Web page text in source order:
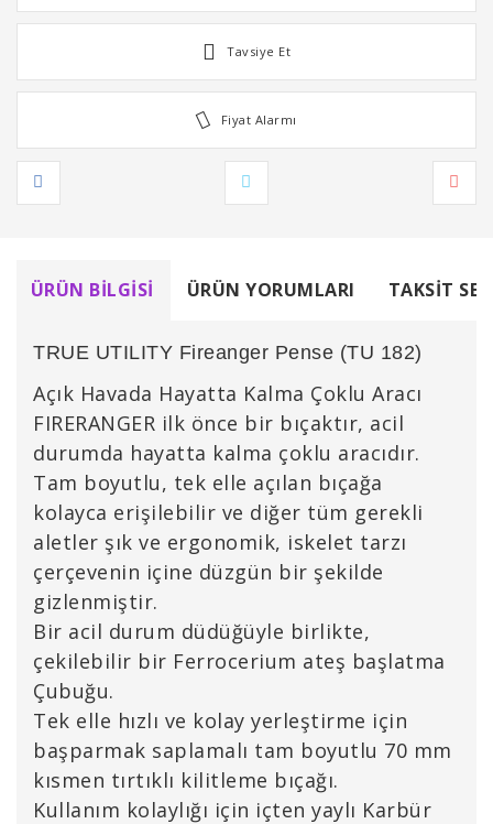
Tavsiye Et
Fiyat Alarmı
ÜRÜN BILGISI ÜRÜN YORUMLARI TAKSIT
TRUE UTILITY Fireanger Pense (TU 182)
Açık Havada Hayatta Kalma Çoklu Aracı
FIRERANGER ilk önce bir bıçaktır, acil
durumda hayatta kalma çoklu aracıdır.
Tam boyutlu, tek elle açılan bıçağa
kolayca erişilebilir ve diğer tüm gerekli
aletler şık ve ergonomik, iskelet tarzı
çerçevenin içine düzgün bir şekilde
gizlenmiştir.
Bir acil durum düdüğüyle birlikte,
çekilebilir bir Ferrocerium ateş başlatma
Çubuğu.
Tek elle hızlı ve kolay yerleştirme için
başparmak saplamalı tam boyutlu 70 mm
kısmen tırtıklı kilitleme bıçağı.
Kullanım kolaylığı için içten yaylı Karbür